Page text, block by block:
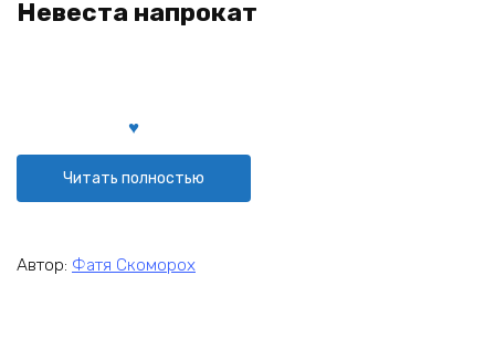
Невеста напрокат
Читать полностью
Автор: Фатя Скоморох